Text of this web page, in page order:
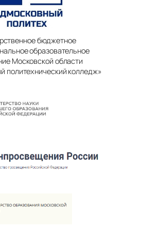
бюджетное
образовательное
Московской области
политехнический колледж»